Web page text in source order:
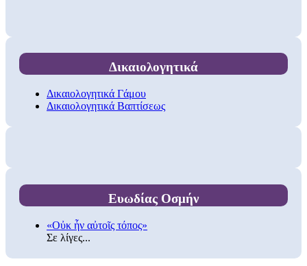
Δικαιολογητικά
Δικαιολογητικά Γάμου
Δικαιολογητικά Βαπτίσεως
Ευωδίας Οσμήν
«Οὐκ ἦν αὐτοῖς τόπος»
Σε λίγες...